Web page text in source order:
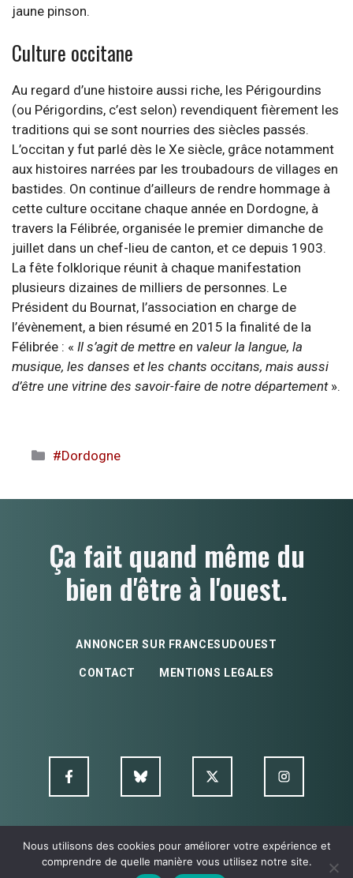
jaune pinson.
Culture occitane
Au regard d’une histoire aussi riche, les Périgourdins
(ou Périgordins, c’est selon) revendiquent fièrement les
traditions qui se sont nourries des siècles passés.
L’occitan y fut parlé dès le Xe siècle, grâce notamment
aux histoires narrées par les troubadours de villages en
bastides. On continue d’ailleurs de rendre hommage à
cette culture occitane chaque année en Dordogne, à
travers la Félibrée, organisée le premier dimanche de
juillet dans un chef-lieu de canton, et ce depuis 1903.
La fête folklorique réunit à chaque manifestation
plusieurs dizaines de milliers de personnes. Le
Président du Bournat, l’association en charge de
l’évènement, a bien résumé en 2015 la finalité de la
Félibrée : « Il s’agit de mettre en valeur la langue, la
musique, les danses et les chants occitans, mais aussi
d’être une vitrine des savoir-faire de notre département ».
Catégories
#Dordogne
Ça fait quand même du
bien d'être à l'ouest.
ANNONCER SUR FRANCESUDOUEST
CONTACT MENTIONS LEGALES
© FSO MultimediA - 2026
Nous utilisons des cookies pour améliorer votre expérience et
comprendre de quelle manière vous utilisez notre site.